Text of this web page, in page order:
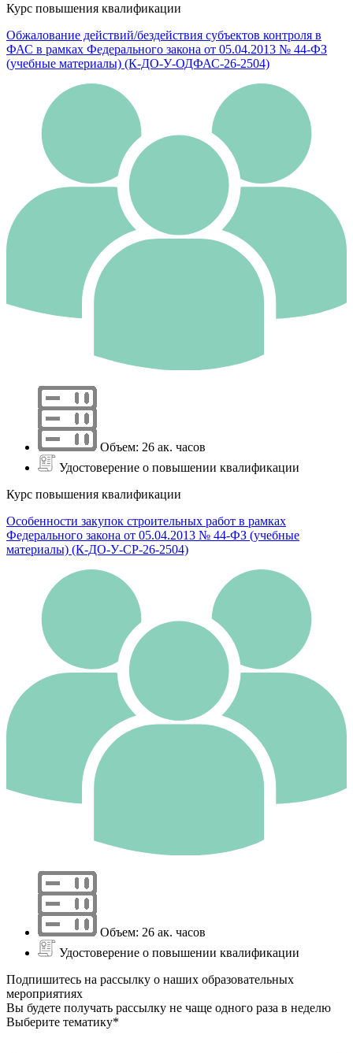
Курс повышения квалификации
Обжалование действий/бездействия субъектов контроля в
ФАС в рамках Федерального закона от 05.04.2013 № 44-ФЗ
(учебные материалы) (К-ДО-У-ОДФАС-26-2504)
Объем: 26 ак. часов
Удостоверение о повышении квалификации
Курс повышения квалификации
Особенности закупок строительных работ в рамках
Федерального закона от 05.04.2013 № 44-ФЗ (учебные
материалы) (К-ДО-У-СР-26-2504)
Объем: 26 ак. часов
Удостоверение о повышении квалификации
Подпишитесь на рассылку о наших образовательных
мероприятиях
Вы будете получать рассылку не чаще одного раза в неделю
Выберите тематику*